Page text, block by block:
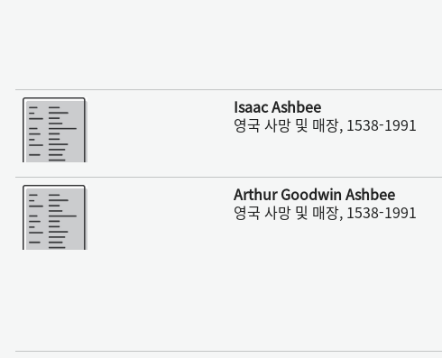
더 보기
Isaac Ashbee
영국 사망 및 매장, 1538-1991
더 보기
Arthur Goodwin Ashbee
영국 사망 및 매장, 1538-1991